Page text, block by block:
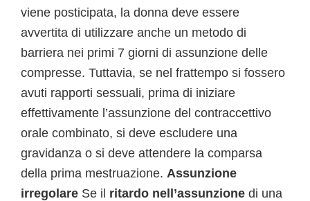
viene posticipata, la donna deve essere
avvertita di utilizzare anche un metodo di
barriera nei primi 7 giorni di assunzione delle
compresse. Tuttavia, se nel frattempo si fossero
avuti rapporti sessuali, prima di iniziare
effettivamente l’assunzione del contraccettivo
orale combinato, si deve escludere una
gravidanza o si deve attendere la comparsa
della prima mestruazione. Assunzione
irregolare Se il ritardo nell’assunzione di una